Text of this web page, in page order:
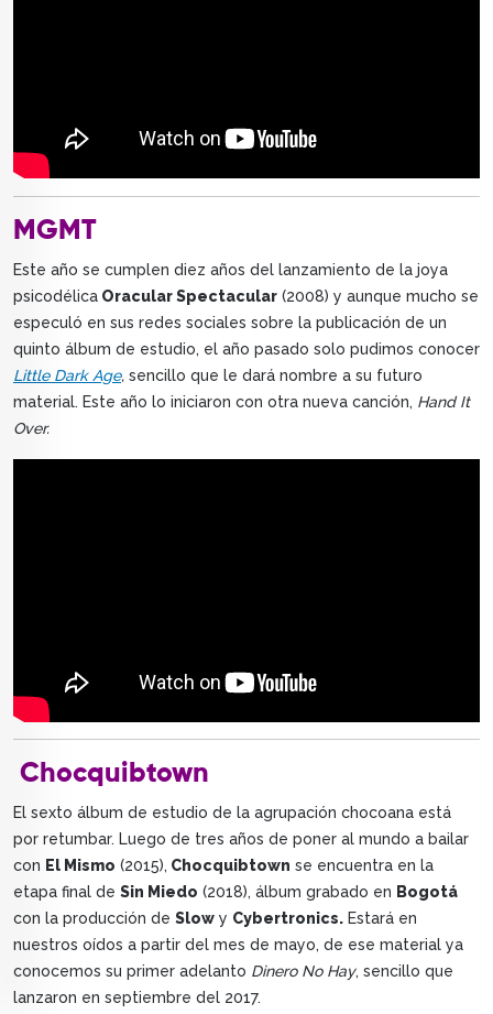
MGMT
Este año se cumplen diez años del lanzamiento de la joya
psicodélica Oracular Spectacular (2008) y aunque mucho se
especuló en sus redes sociales sobre la publicación de un
quinto álbum de estudio, el año pasado solo pudimos conocer
Little Dark Age, sencillo que le dará nombre a su futuro
material. Este año lo iniciaron con otra nueva canción, Hand It
Over.
Chocquibtown
El sexto álbum de estudio de la agrupación chocoana está
por retumbar. Luego de tres años de poner al mundo a bailar
con El Mismo (2015), Chocquibtown se encuentra en la
etapa final de Sin Miedo (2018), álbum grabado en Bogotá
con la producción de Slow y Cybertronics. Estará en
nuestros oídos a partir del mes de mayo, de ese material ya
conocemos su primer adelanto Dinero No Hay, sencillo que
lanzaron en septiembre del 2017.